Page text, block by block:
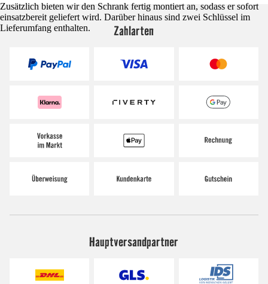
Zusätzlich bieten wir den Schrank fertig montiert an, sodass er sofort
einsatzbereit geliefert wird. Darüber hinaus sind zwei Schlüssel im
Lieferumfang enthalten.
Zahlarten
Hauptversandpartner